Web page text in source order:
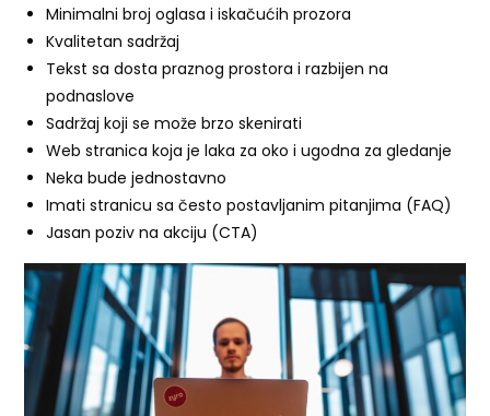
Minimalni broj oglasa i iskačućih prozora
Kvalitetan sadržaj
Tekst sa dosta praznog prostora i razbijen na
podnaslove
Sadržaj koji se može brzo skenirati
Web stranica koja je laka za oko i ugodna za gledanje
Neka bude jednostavno
Imati stranicu sa često postavljanim pitanjima (FAQ)
Jasan poziv na akciju (CTA)